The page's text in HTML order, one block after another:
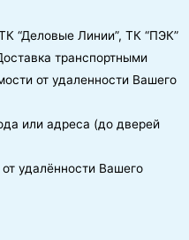
“Деловые Линии”, ТК “ПЭК”
транспортными
от удаленности Вашего
или адреса (до дверей
удалённости Вашего